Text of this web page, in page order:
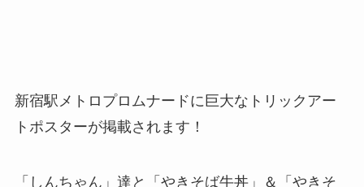
新宿駅メトロプロムナードに巨大なトリックアー
トポスターが掲載されます！
「しんちゃん」達と「やきそば牛丼」＆「やきそ